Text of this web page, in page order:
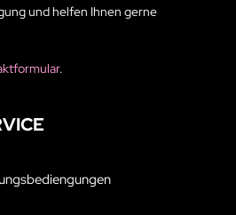
und helfen Ihnen gerne
.